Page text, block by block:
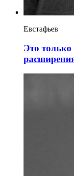
Евстафьев
Это